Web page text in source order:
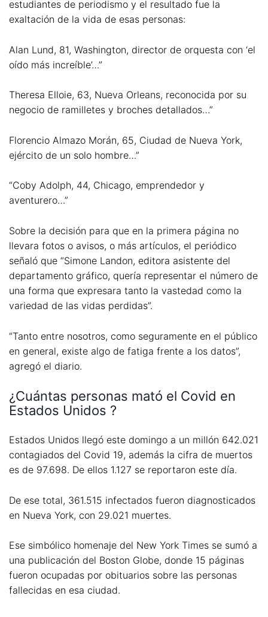
estudiantes de periodismo y el resultado fue la
exaltación de la vida de esas personas:
Alan Lund, 81, Washington, director de orquesta con ‘el
oído más increíble’…”
Theresa Elloie, 63, Nueva Orleans, reconocida por su
negocio de ramilletes y broches detallados…”
Florencio Almazo Morán, 65, Ciudad de Nueva York,
ejército de un solo hombre…”
“Coby Adolph, 44, Chicago, emprendedor y
aventurero…”
Sobre la decisión para que en la primera página no
llevara fotos o avisos, o más artículos, el periódico
señaló que “Simone Landon, editora asistente del
departamento gráfico, quería representar el número de
una forma que expresara tanto la vastedad como la
variedad de las vidas perdidas”.
“Tanto entre nosotros, como seguramente en el público
en general, existe algo de fatiga frente a los datos”,
agregó el diario.
¿Cuántas personas mató el Covid en
Estados Unidos ?
Estados Unidos llegó este domingo a un millón 642.021
contagiados del Covid 19, además la cifra de muertos
es de 97.698. De ellos 1.127 se reportaron este día.
De ese total, 361.515 infectados fueron diagnosticados
en Nueva York, con 29.021 muertes.
Ese simbólico homenaje del New York Times se sumó a
una publicación del Boston Globe, donde 15 páginas
fueron ocupadas por obituarios sobre las personas
fallecidas en esa ciudad.